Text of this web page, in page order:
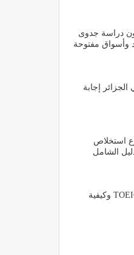
دراسة جدوى
وأسواق مفتوحة
إجابة
استخلاص
الشامل
ماهو اختبار التويك TOEIC وكيفية